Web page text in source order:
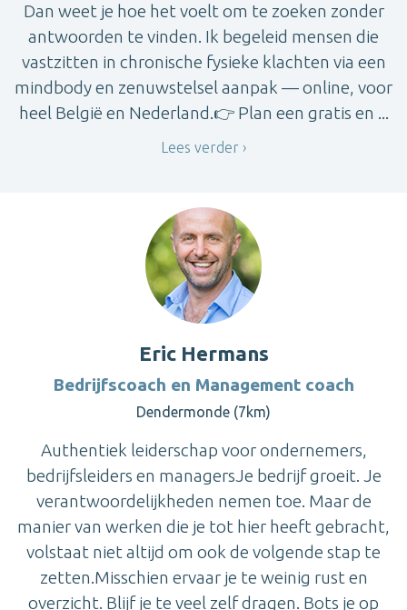
Dan weet je hoe het voelt om te zoeken zonder
antwoorden te vinden. Ik begeleid mensen die
vastzitten in chronische fysieke klachten via een
mindbody en zenuwstelsel aanpak — online, voor
heel België en Nederland.👉 Plan een gratis en ...
Lees verder
Eric Hermans
Bedrijfscoach en Management coach
Dendermonde (7km)
Authentiek leiderschap voor ondernemers,
bedrijfsleiders en managersJe bedrijf groeit. Je
verantwoordelijkheden nemen toe. Maar de
manier van werken die je tot hier heeft gebracht,
volstaat niet altijd om ook de volgende stap te
zetten.Misschien ervaar je te weinig rust en
overzicht. Blijf je te veel zelf dragen. Bots je op